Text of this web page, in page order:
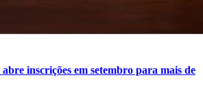
inscrições em setembro para mais de